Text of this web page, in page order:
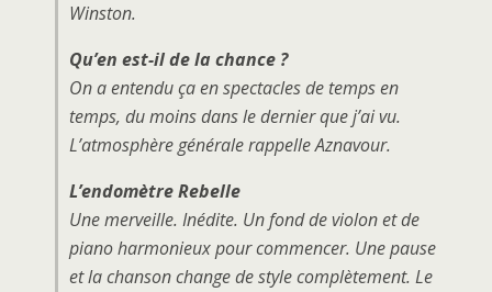
Winston.
Qu’en est-il de la chance ?
On a entendu ça en spectacles de temps en
temps, du moins dans le dernier que j’ai vu.
L’atmosphère générale rappelleAznavour.
L’endomètre Rebelle
Une merveille. Inédite. Un fond de violon et de
piano harmonieux pour commencer. Une pause
et la chanson change de style complètement. Le